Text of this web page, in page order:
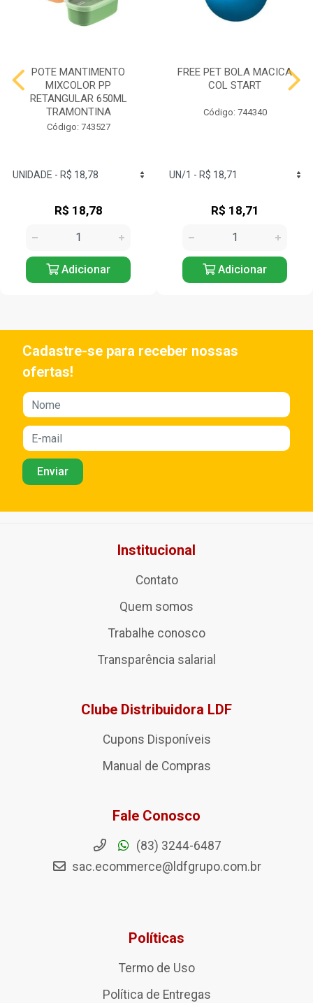
POTE MANTIMENTO
MIXCOLOR PP
RETANGULAR 650ML
TRAMONTINA
Código: 743527
R$ 18,78
Adicionar
FREE PET BOLA MACICA
COL START
Código: 744340
R$ 18,71
Adicionar
Cadastre-se para receber nossas
ofertas!
Institucional
Contato
Quem somos
Trabalhe conosco
Transparência salarial
Clube Distribuidora LDF
Cupons Disponíveis
Manual de Compras
Fale Conosco
(83) 3244-6487
sac.ecommerce@ldfgrupo.com.br
Políticas
Termo de Uso
Política de Entregas